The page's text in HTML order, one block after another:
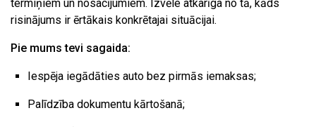
termiņiem un nosacījumiem. Izvēle atkarīga no tā, kāds
risinājums ir ērtākais konkrētajai situācijai.
Pie mums tevi sagaida:
Iespēja iegādāties auto bez pirmās iemaksas;
Palīdzība dokumentu kārtošanā;